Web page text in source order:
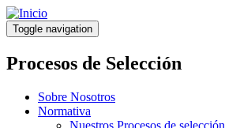
Pasar
al
contenido
principal
Toggle navigation
Procesos de Selección
Sobre Nosotros
Normativa
Nuestros Procesos de selección